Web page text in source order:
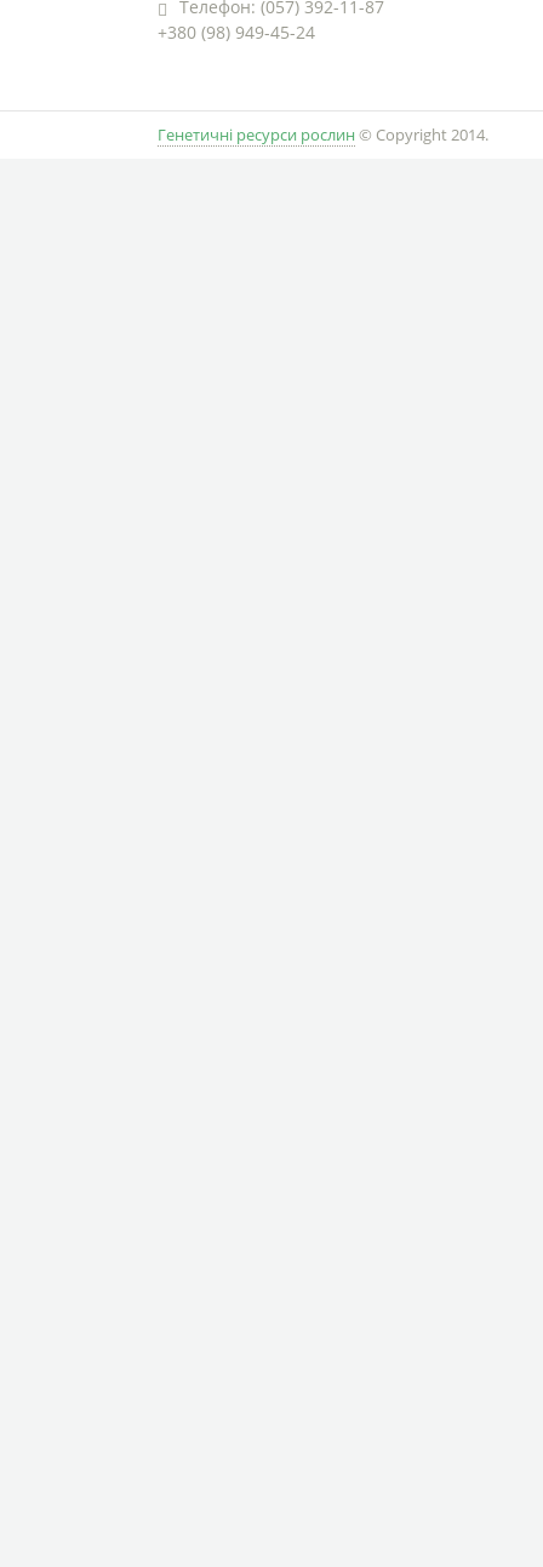
Телефон: (057) 392-11-87
+380 (98) 949-45-24
Генетичні ресурси рослин © Copyright 2014.